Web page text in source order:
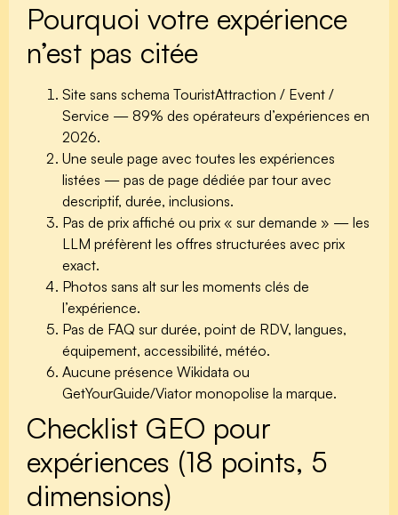
Pourquoi votre expérience
n’est pas citée
Site sans schema TouristAttraction / Event /
Service — 89% des opérateurs d’expériences en
2026.
Une seule page avec toutes les expériences
listées — pas de page dédiée par tour avec
descriptif, durée, inclusions.
Pas de prix affiché ou prix « sur demande » — les
LLM préfèrent les offres structurées avec prix
exact.
Photos sans alt sur les moments clés de
l’expérience.
Pas de FAQ sur durée, point de RDV, langues,
équipement, accessibilité, météo.
Aucune présence Wikidata ou
GetYourGuide/Viator monopolise la marque.
Checklist GEO pour
expériences (18 points, 5
dimensions)